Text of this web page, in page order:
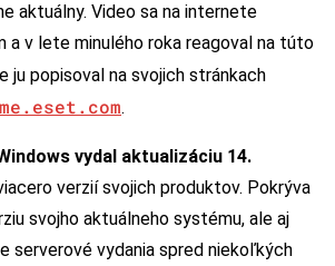
aktuálny. Video sa na internete
a v lete minulého roka reagoval na túto
ju popisoval na svojich stránkach
.
vydal aktualizáciu 14.
verzií svojich produktov. Pokrýva
svojho aktuálneho systému, ale aj
serverové vydania spred niekoľkých